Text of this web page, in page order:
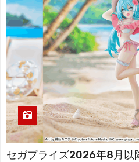
セガプライズ2026年8月以